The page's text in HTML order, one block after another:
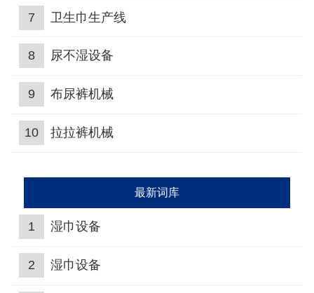
7 卫生巾生产线
8 尿不湿设备
9 布尿裤机械
10 拉拉裤机械
最新词库
1 湿巾设备
2 湿巾设备